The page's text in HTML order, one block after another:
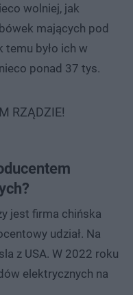
wolniej, jak
mających pod
temu było ich w
ponad 37 tys.
RZĄDZIE!
jest firma chińska
udział. Na
z USA. W 2022 roku
elektrycznych na